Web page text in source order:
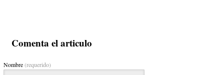
Comenta el articulo
Nombre(requerido)